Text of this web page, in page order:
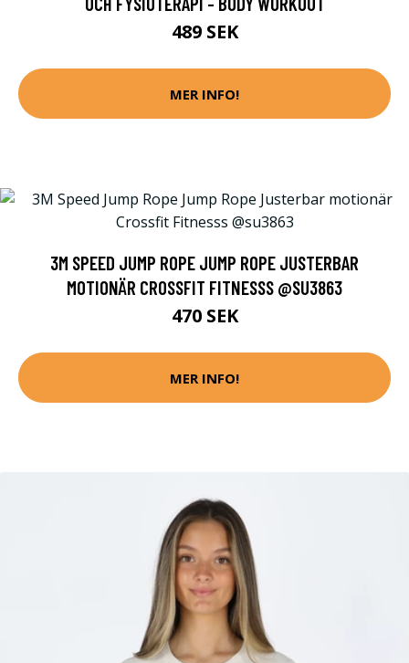
489 SEK
MER INFO!
3M SPEED JUMP ROPE JUMP ROPE JUSTERBAR
MOTIONÄR CROSSFIT FITNESSS @SU3863
470 SEK
MER INFO!